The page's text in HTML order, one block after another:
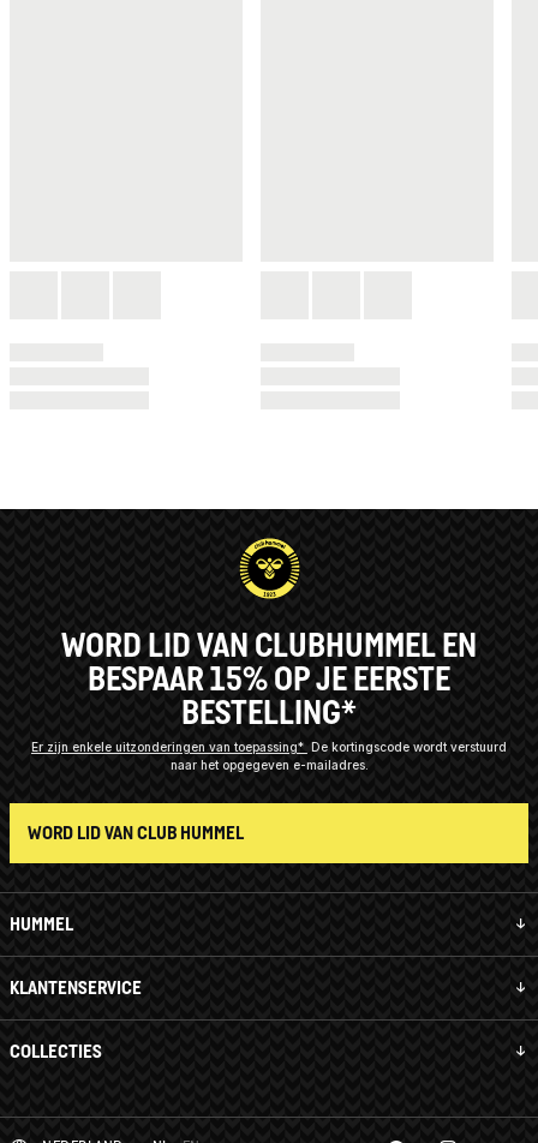
HUMMEL
KLANTENSERVICE
COLLECTIES
WORD LID VAN CLUBHUMMEL EN
BESPAAR 15% OP JE EERSTE
BESTELLING*
Er zijn enkele uitzonderingen van toepassing*
De kortingscode wordt verstuurd
naar het opgegeven e-mailadres.
WORD LID VAN CLUB HUMMEL